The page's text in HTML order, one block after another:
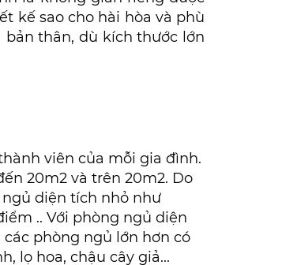
kế sao cho hài hòa và phù
thân, dù kích thước lớn
viên của mỗi gia đình.
20m2 và trên 20m2. Do
diện tích nhỏ như
.. Với phòng ngủ diện
phòng ngủ lớn hơn có
lọ hoa, chậu cây giả...